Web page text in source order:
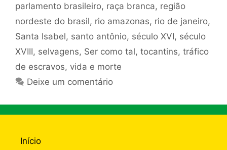
parlamento brasileiro, raça branca, região
nordeste do brasil, rio amazonas, rio de janeiro,
Santa Isabel, santo antônio, século XVI, século
XVIII, selvagens, Ser como tal, tocantins, tráfico
de escravos, vida e morte
Deixe um comentário
Início